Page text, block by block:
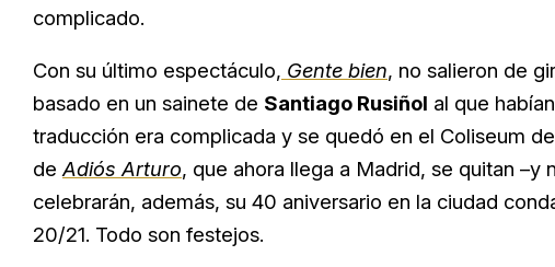
complicado.
Con su último espectáculo, Gente bien, no salieron de
basado en un sainete de Santiago Rusiñol al que
traducción era complicada y se quedó en el Coliseum
de Adiós Arturo, que ahora llega a Madrid, se quitan –y
celebrarán, además, su 40 aniversario en la ciudad
20/21. Todo son festejos.